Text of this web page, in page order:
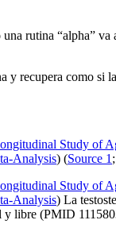
rutina “alpha”
recupera como si
Study of
Analysis) (Source 1 ;
Study of
Analysis) La
libre (PMID